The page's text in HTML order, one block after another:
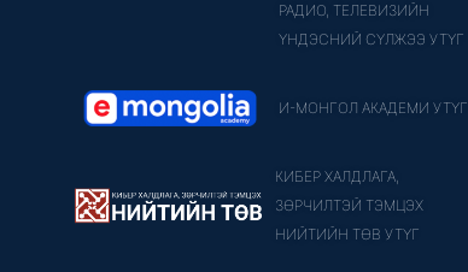
РАДИО, ТЕЛЕВИЗИЙН
ҮНДЭСНИЙ СҮЛЖЭЭ УТҮГ
И-МОНГОЛ АКАДЕМИ УТҮГ
КИБЕР ХАЛДЛАГА,
ЗӨРЧИЛТЭЙ ТЭМЦЭХ
НИЙТИЙН ТӨВ УТҮГ